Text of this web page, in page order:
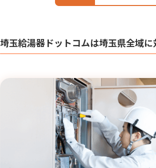
埼玉給湯器ドットコムは埼玉県全域に